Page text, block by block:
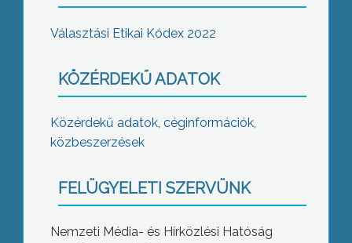
Választási Etikai Kódex 2022
KÖZÉRDEKŰ ADATOK
Közérdekű adatok, céginformációk,
közbeszerzések
FELÜGYELETI SZERVÜNK
Nemzeti Média- és Hírközlési Hatóság